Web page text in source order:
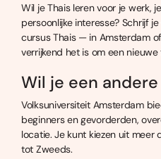
Wil je Thais leren voor je werk,
persoonlijke interesse? Schrijf
cursus Thais — in Amsterdam
verrijkend het is om een
Wil je een
Volksuniversiteit Amsterdam
beginners en gevorderden,
locatie. Je kunt kiezen uit
tot Zweeds.